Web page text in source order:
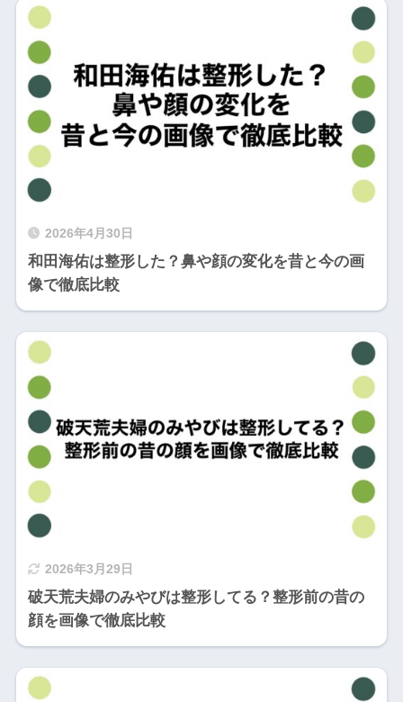
2026年4月30日
和田海佑は整形した？鼻や顔の変化を昔と今の画
像で徹底比較
2026年3月29日
破天荒夫婦のみやびは整形してる？整形前の昔の
顔を画像で徹底比較